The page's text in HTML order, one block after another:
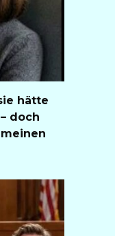
hätte
doch